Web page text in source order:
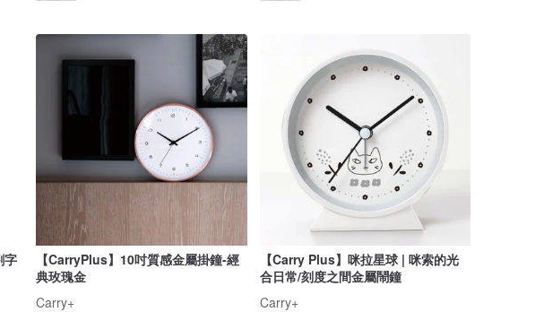
字
【CarryPlus】10吋質感金屬掛鐘-經
典玫瑰金
Carry+
【Carry Plus】咪拉星球 | 咪索的光
合日常/刻度之間金屬鬧鐘
Carry+